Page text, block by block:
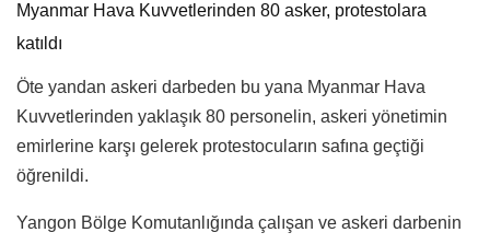
Myanmar Hava Kuvvetlerinden 80 asker, protestolara
katıldı
Öte yandan askeri darbeden bu yana Myanmar Hava
Kuvvetlerinden yaklaşık 80 personelin, askeri yönetimin
emirlerine karşı gelerek protestocuların safına geçtiği
öğrenildi.
Yangon Bölge Komutanlığında çalışan ve askeri darbenin